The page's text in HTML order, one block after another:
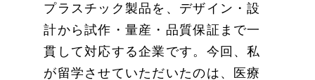
プラスチック製品を、デザイン・設
計から試作・量産・品質保証まで一
貫して対応する企業です。今回、私
が留学させていただいたのは、医療